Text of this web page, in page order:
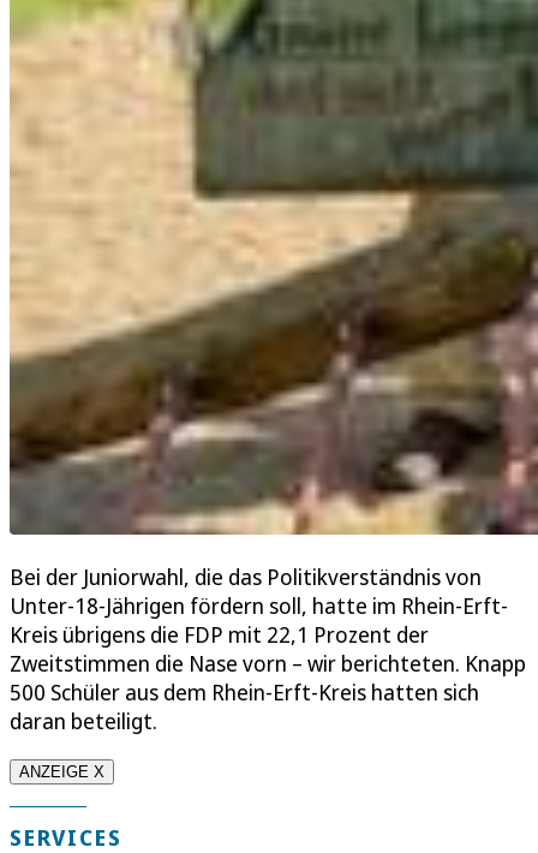
Bei der Juniorwahl, die das Politikverständnis von
Unter-18-Jährigen fördern soll, hatte im Rhein-Erft-
Kreis übrigens die FDP mit 22,1 Prozent der
Zweitstimmen die Nase vorn – wir berichteten. Knapp
500 Schüler aus dem Rhein-Erft-Kreis hatten sich
daran beteiligt.
ANZEIGE X
SERVICES